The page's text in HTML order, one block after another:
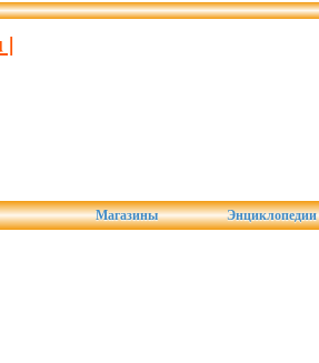
|
Магазины Энциклопедии